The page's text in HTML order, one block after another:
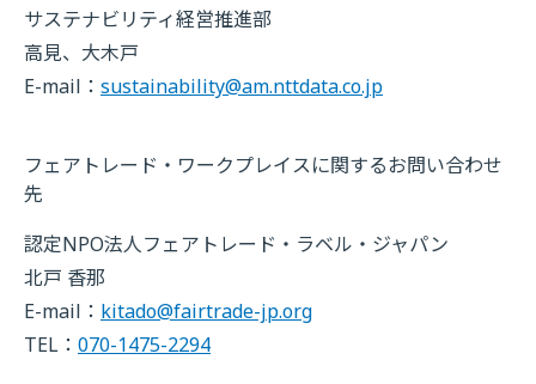
サステナビリティ経営推進部
高見、大木戸
E-mail： sustainability@am.nttdata.co.jp
フェアトレード・ワークプレイスに関するお問い合わせ
先
認定NPO法人フェアトレード・ラベル・ジャパン
北戸 香那
E-mail： kitado@fairtrade-jp.org
TEL： 070-1475-2294